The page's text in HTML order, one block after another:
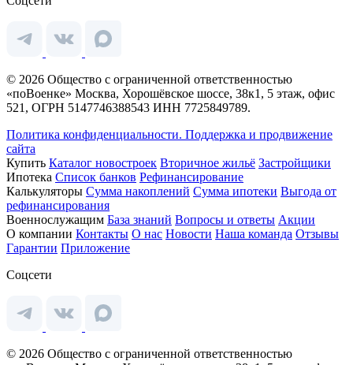
© 2026 Общество с ограниченной ответственностью
«поВоенке» Москва, Хорошёвское шоссе, 38к1, 5 этаж, офис
521, ОГРН 5147746388543 ИНН 7725849789.
Политика конфиденциальности. Поддержка и продвижение
сайта
Купить Каталог новостроек Вторичное жильё Застройщики
Ипотека Список банков Рефинансирование
Калькуляторы Сумма накоплений Сумма ипотеки Выгода от
рефинансирования
Военнослужащим База знаний Вопросы и ответы Акции
О компании Контакты О нас Новости Наша команда Отзывы
Гарантии Приложение
Соцсети
© 2026 Общество с ограниченной ответственностью